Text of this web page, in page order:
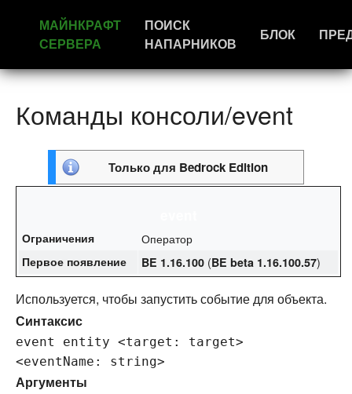
МАЙНКРАФТ
СЕРВЕРА
ПОИСК
НАПАРНИКОВ
БЛОК
Команды консоли/event
Только для Bedrock Edition
Ограничения Оператор
Первое появление BE 1.16.100 (BE beta 1.16.100.57)
Используется, чтобы запустить событие для объекта.
Синтаксис
event entity <target: target>
<eventName: string>
Аргументы